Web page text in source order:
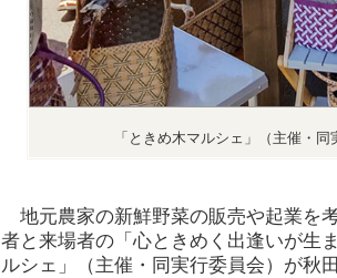
「ときめ木マルシェ」（主催・
地元農家の新鮮野菜の販売や起業を
者と来場者の「心ときめく出逢いが生
ルシェ」（主催・同実行委員会）が秋